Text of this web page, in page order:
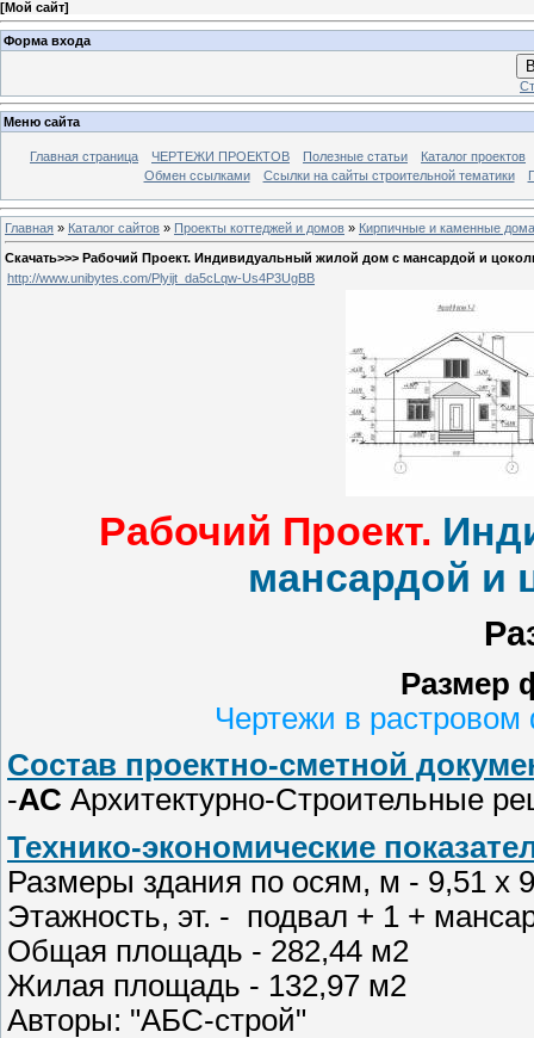
[Мой сайт]
Форма входа
Меню сайта
Главная страница ЧЕРТЕЖИ ПРОЕКТОВ Полезные статьи
Каталог проектов
Обмен ссылками
Ссылки на сайты строительной тематики
Главная » Каталог сайтов » Проекты коттеджей и домов » Кирпичные и каменные дома
Скачать>>> Рабочий Проект. Индивидуальный жилой дом с мансардой и
http://www.unibytes.com/Plyijt_da5cLqw-Us4P3UgBB
Рабочий Проект.
мансардой и
Размер
Чертежи в
Состав проектно-сметной
-АС Архитектурно-Строительные
Технико-экономические
Размеры здания по осям, м - 9,51 х
Этажность, эт. - подвал + 1 +
Общая площадь - 282,44 м2
Жилая площадь - 132,97 м2
Авторы: "АБС-строй"